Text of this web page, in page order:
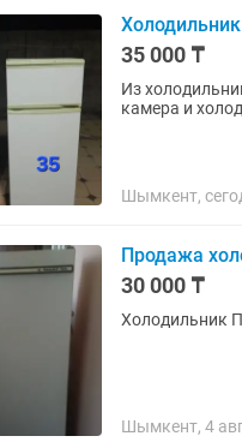
35 000 ₸
Из
камера и
Шымкент,
Продажа
30 000 ₸
Холодильник
Шымкент, 4